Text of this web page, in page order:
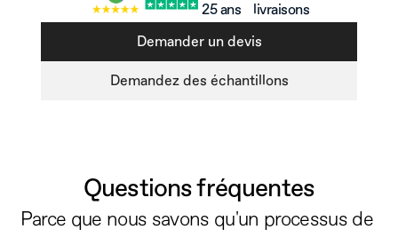
25 ans
livraisons
Demander un devis
Demandez des échantillons
Questions fréquentes
Parce que nous savons qu'un processus de